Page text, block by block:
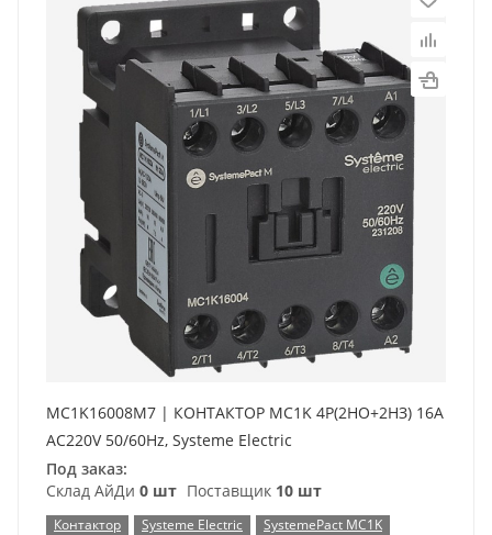
MC1K16008M7 | КОНТАКТОР MC1K 4P(2НО+2НЗ) 16A
AC220V 50/60Hz, Systeme Electric
Под заказ:
Склад АйДи 0 шт Поставщик 10 шт
Контактор Systeme Electric SystemePact MC1K